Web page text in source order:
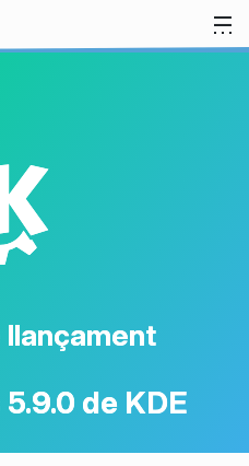
llançament
de KDE